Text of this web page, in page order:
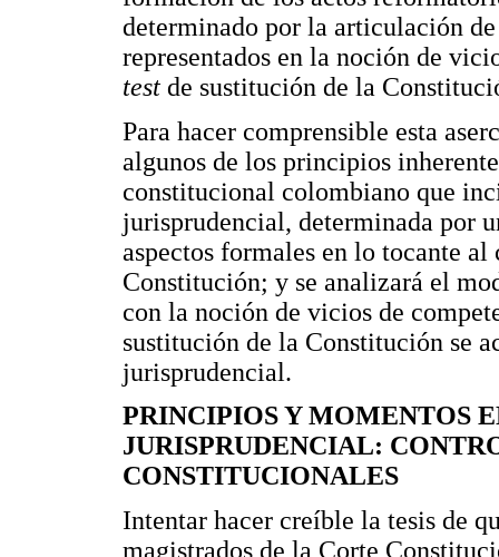
determinado por la articulación
representados en la noción de
test de sustitución de la
Para hacer comprensible esta
algunos de los principios
constitucional colombiano que
jurisprudencial, determinada por
aspectos formales en lo tocante
Constitución; y se analizará el
con la noción de vicios de
sustitución de la Constitución se
jurisprudencial.
PRINCIPIOS Y MOMENTOS
JURISPRUDENCIAL:
CONSTITUCIONALES
Intentar hacer creíble la tesis de
magistrados de la Corte